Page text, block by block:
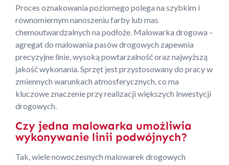
Proces oznakowania poziomego polega na szybkim i
równomiernym nanoszeniu farby lub mas
chemoutwardzalnych na podłoże. Malowarka drogowa –
agregat do malowania pasów drogowych zapewnia
precyzyjne linie, wysoką powtarzalność oraz najwyższą
jakość wykonania. Sprzęt jest przystosowany do pracy w
zmiennych warunkach atmosferycznych, co ma
kluczowe znaczenie przy realizacji większych inwestycji
drogowych.
Czy jedna malowarka umożliwia
wykonywanie linii podwójnych?
Tak, wiele nowoczesnych malowarek drogowych